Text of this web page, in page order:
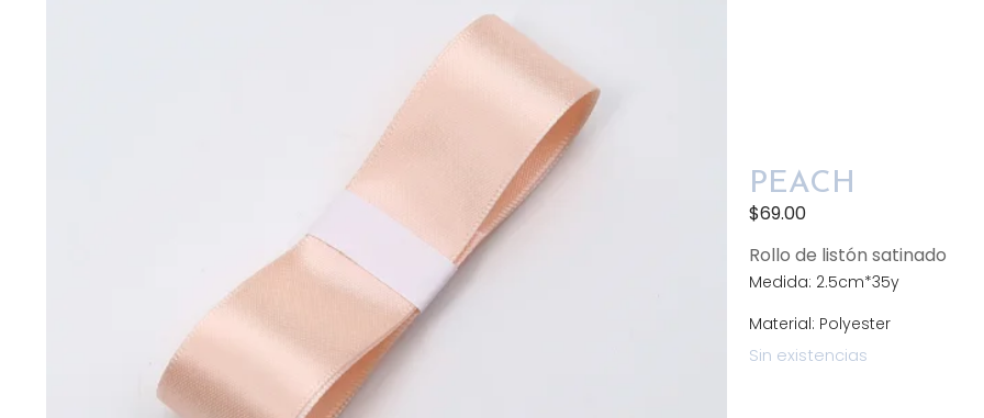
PEACH
$69.00
Rollo de listón satinado
Medida: 2.5cm*35y
Material: Polyester
Sin existencias